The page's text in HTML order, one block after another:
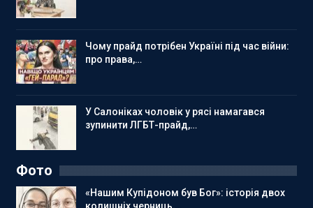
Чому прайд потрібен Україні під час війни:
про права,…
У Салоніках чоловік у рясі намагався
зупинити ЛГБТ-прайд,…
Фото
«Нашим Купідоном був Бог»: історія двох